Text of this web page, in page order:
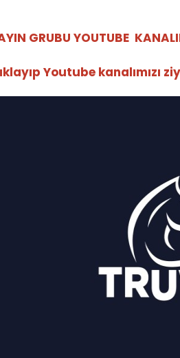
GRUBU YOUTUBE
Youtube kanalımızı